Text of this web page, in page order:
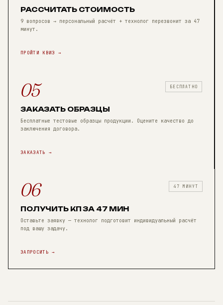
РАССЧИТАТЬ СТОИМОСТЬ
9 вопросов → персональный расчёт + технолог перезвонит за 47
минут.
ПРОЙТИ КВИЗ →
05 БЕСПЛАТНО
ЗАКАЗАТЬ ОБРАЗЦЫ
Бесплатные тестовые образцы продукции. Оцените качество до
заключения договора.
ЗАКАЗАТЬ →
06 47 МИНУТ
ПОЛУЧИТЬ КП ЗА 47 МИН
Оставьте заявку — технолог подготовит индивидуальный расчёт
под вашу задачу.
ЗАПРОСИТЬ →